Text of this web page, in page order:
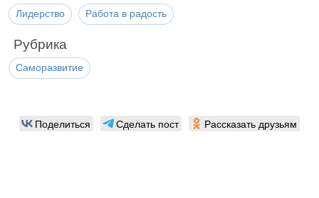
Лидерство Работа в радость
Рубрика
Саморазвитие
Поделиться Сделать пост Рассказать друзьям